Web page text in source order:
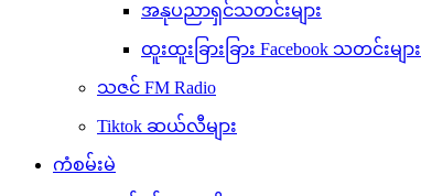
အနုပညာရှင်သတင်းများ
ထူးထူးခြားခြား Facebook သတင်းများ
သဇင် FM Radio
Tiktok ဆယ်လီများ
ကံစမ်းမဲ